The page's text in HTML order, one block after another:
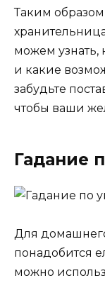
Таким
можем узнать,
и какие
забудьте
чтобы ваши
Гадание
Для
понадобится
можно